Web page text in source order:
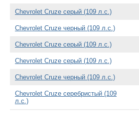
Chevrolet Cruze серый (109 л.с.)
Chevrolet Cruze черный (109 л.с.)
Chevrolet Cruze серый (109 л.с.)
Chevrolet Cruze серый (109 л.с.)
Chevrolet Cruze черный (109 л.с.)
Chevrolet Cruze серебристый (109
л.с.)